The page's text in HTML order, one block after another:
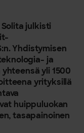
julkisti
Yhdistymisen
ja
yli 1500
yrityksillä
huippuluokan
tasapainoinen